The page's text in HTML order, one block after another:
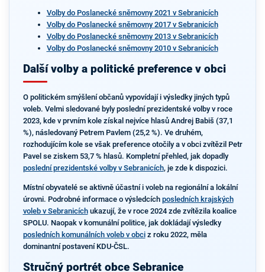
Volby do Poslanecké sněmovny 2021 v Sebranicích
Volby do Poslanecké sněmovny 2017 v Sebranicích
Volby do Poslanecké sněmovny 2013 v Sebranicích
Volby do Poslanecké sněmovny 2010 v Sebranicích
Další volby a politické preference v obci
O politickém smýšlení občanů vypovídají i výsledky jiných typů
voleb. Velmi sledované byly poslední prezidentské volby v roce
2023, kde v prvním kole získal nejvíce hlasů Andrej Babiš (37,1
%), následovaný Petrem Pavlem (25,2 %). Ve druhém,
rozhodujícím kole se však preference otočily a v obci zvítězil Petr
Pavel se ziskem 53,7 % hlasů. Kompletní přehled, jak dopadly
poslední prezidentské volby v Sebranicích, je zde k dispozici.
Místní obyvatelé se aktivně účastní i voleb na regionální a lokální
úrovni. Podrobné informace o výsledcích posledních krajských
voleb v Sebranicíchukazují, že v roce 2024 zde zvítězila koalice
SPOLU. Naopak v komunální politice, jak dokládají výsledky
posledních komunálních voleb v obciz roku 2022, měla
dominantní postavení KDU-ČSL.
Stručný portrét obce Sebranice